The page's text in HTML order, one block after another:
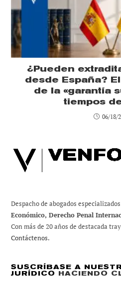
¿Pueden
desde España?
de la «garantía
tiempos
06/18/
Despacho de abogados
Económico, Derecho Penal
Con más de 20 años de destacada
Contáctenos.
SUSCRÍBASE A
JURÍDICO HACIENDO